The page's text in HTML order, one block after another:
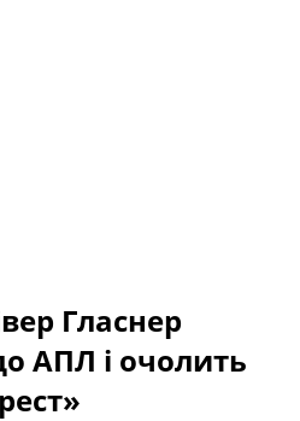
України
Гласнер
АПЛ і очолить